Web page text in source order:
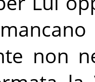
non